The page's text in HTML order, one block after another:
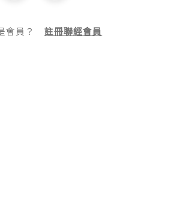
會員？註冊聯經會員